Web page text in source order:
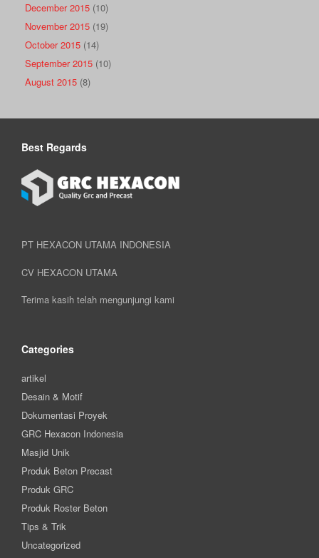
December 2015 (10)
November 2015 (19)
October 2015 (14)
September 2015 (10)
August 2015 (8)
Best Regards
PT HEXACON UTAMA INDONESIA
CV HEXACON UTAMA
Terima kasih telah mengunjungi kami
Categories
artikel
Desain & Motif
Dokumentasi Proyek
GRC Hexacon Indonesia
Masjid Unik
Produk Beton Precast
Produk GRC
Produk Roster Beton
Tips & Trik
Uncategorized